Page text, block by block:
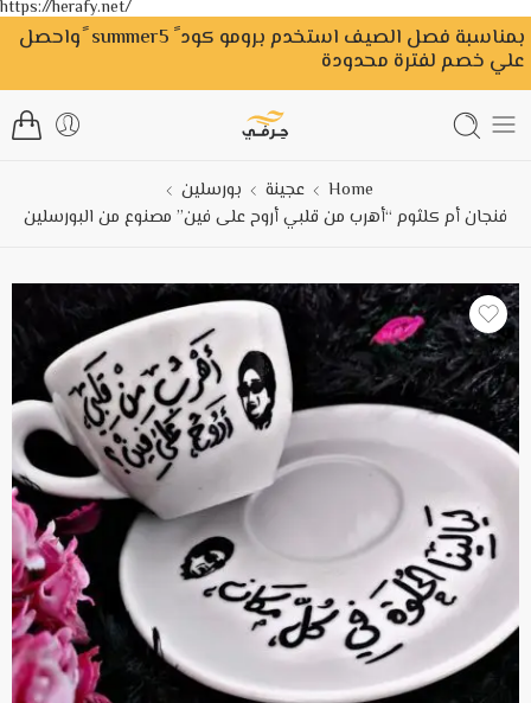
https://herafy.net/
بمناسبة فصل الصيف استخدم برومو كود ً summer5 ًواحصل
علي خصم لفترة محدودة
Home عجينة
بورسلين
فنجان أم كلثوم “أهرب من قلبي أروح على فين” مصنوع من البورسلين